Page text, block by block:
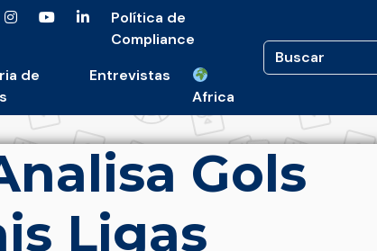
Política de
Compliance
de
Entrevistas
Africa
Gols
Ligas